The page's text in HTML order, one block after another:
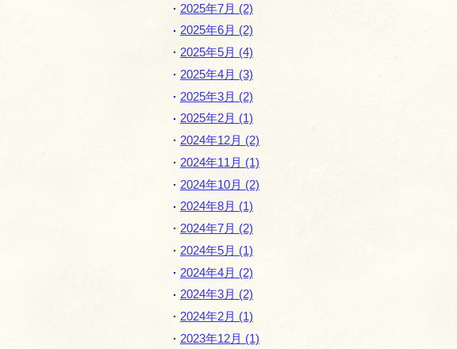
2025年7月 (2)
2025年6月 (2)
2025年5月 (4)
2025年4月 (3)
2025年3月 (2)
2025年2月 (1)
2024年12月 (2)
2024年11月 (1)
2024年10月 (2)
2024年8月 (1)
2024年7月 (2)
2024年5月 (1)
2024年4月 (2)
2024年3月 (2)
2024年2月 (1)
2023年12月 (1)